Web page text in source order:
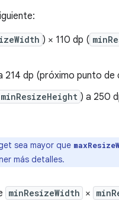
) × 110 dp (
214 dp (próximo punto
minResizeHeight ) a 250
sea mayor que
más detalles.
minResizeWidth ×